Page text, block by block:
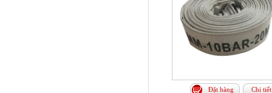
Đặt hàng Chi tiết